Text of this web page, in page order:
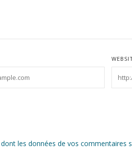
les données de vos commentaires